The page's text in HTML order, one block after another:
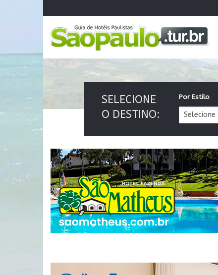
SELECIONE
O DESTINO:
Por Estilo